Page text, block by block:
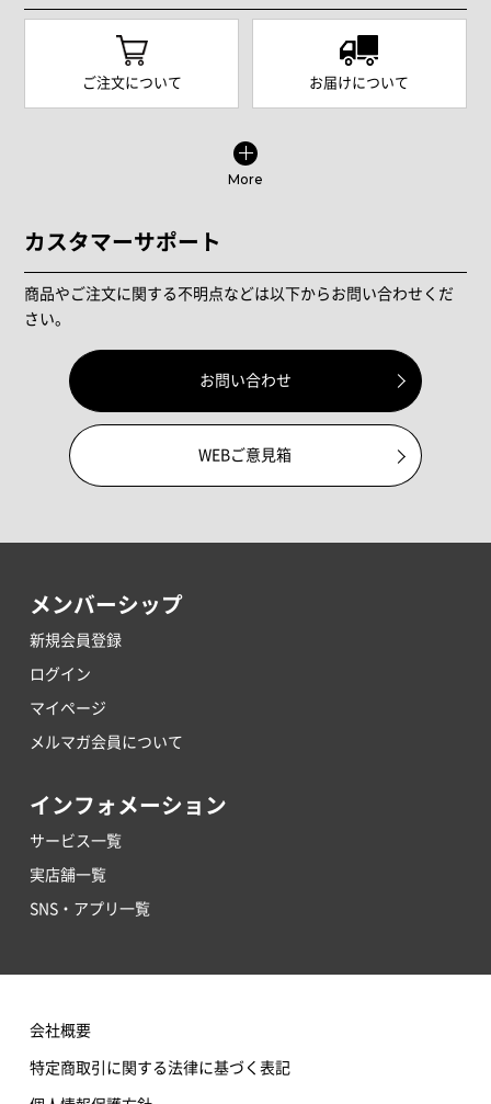
ご注文について お届けについて
More
カスタマーサポート
商品やご注文に関する不明点などは以下からお問い合わせくだ
さい。
お問い合わせ
WEBご意見箱
メンバーシップ
新規会員登録
ログイン
マイページ
メルマガ会員について
インフォメーション
サービス一覧
実店舗一覧
SNS・アプリ一覧
会社概要
特定商取引に関する法律に基づく表記